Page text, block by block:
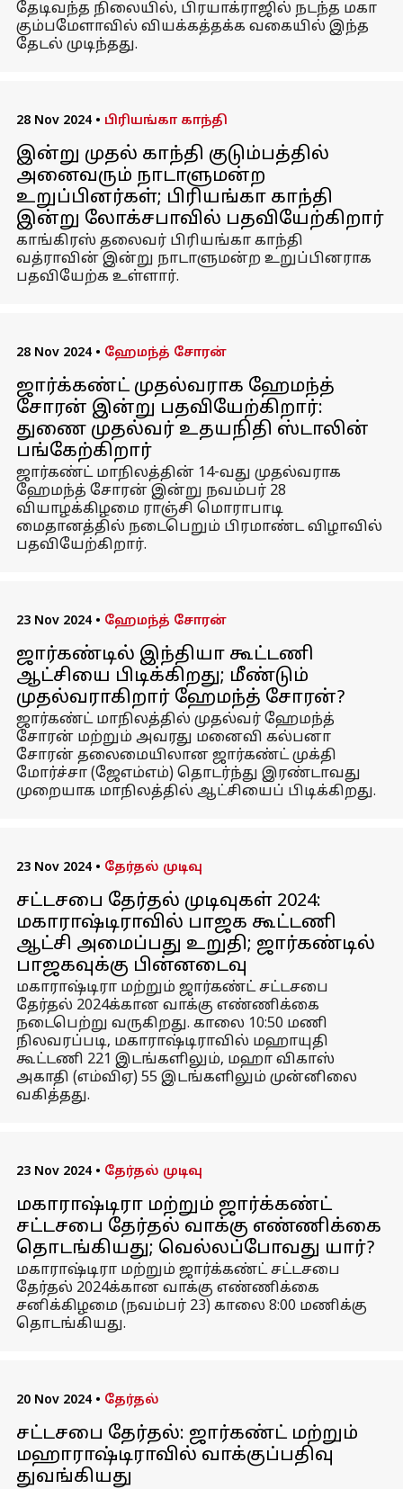
தேடிவந்த நிலையில், பிரயாக்ராஜில் நடந்த மகா
கும்பமேளாவில் வியக்கத்தக்க வகையில் இந்த
தேடல் முடிந்தது.
28 Nov 2024 • பிரியங்கா காந்தி
இன்று முதல் காந்தி குடும்பத்தில்
அனைவரும் நாடாளுமன்ற
உறுப்பினர்கள்; பிரியங்கா காந்தி
இன்று லோக்சபாவில் பதவியேற்கிறார்
காங்கிரஸ் தலைவர் பிரியங்கா காந்தி
வத்ராவின் இன்று நாடாளுமன்ற உறுப்பினராக
பதவியேற்க உள்ளார்.
28 Nov 2024 • ஹேமந்த் சோரன்
ஜார்க்கண்ட் முதல்வராக ஹேமந்த்
சோரன் இன்று பதவியேற்கிறார்:
துணை முதல்வர் உதயநிதி ஸ்டாலின்
பங்கேற்கிறார்
ஜார்கண்ட் மாநிலத்தின் 14-வது முதல்வராக
ஹேமந்த் சோரன் இன்று நவம்பர் 28
வியாழக்கிழமை ராஞ்சி மொராபாடி
மைதானத்தில் நடைபெறும் பிரமாண்ட விழாவில்
பதவியேற்கிறார்.
23 Nov 2024 • ஹேமந்த் சோரன்
ஜார்கண்டில் இந்தியா கூட்டணி
ஆட்சியை பிடிக்கிறது; மீண்டும்
முதல்வராகிறார் ஹேமந்த் சோரன்?
ஜார்கண்ட் மாநிலத்தில் முதல்வர் ஹேமந்த்
சோரன் மற்றும் அவரது மனைவி கல்பனா
சோரன் தலைமையிலான ஜார்கண்ட் முக்தி
மோர்ச்சா (ஜேஎம்எம்) தொடர்ந்து இரண்டாவது
முறையாக மாநிலத்தில் ஆட்சியைப் பிடிக்கிறது.
23 Nov 2024 • தேர்தல் முடிவு
சட்டசபை தேர்தல் முடிவுகள் 2024:
மகாராஷ்டிராவில் பாஜக கூட்டணி
ஆட்சி அமைப்பது உறுதி; ஜார்கண்டில்
பாஜகவுக்கு பின்னடைவு
மகாராஷ்டிரா மற்றும் ஜார்கண்ட் சட்டசபை
தேர்தல் 2024க்கான வாக்கு எண்ணிக்கை
நடைபெற்று வருகிறது. காலை 10:50 மணி
நிலவரப்படி, மகாராஷ்டிராவில் மஹாயுதி
கூட்டணி 221 இடங்களிலும், மஹா விகாஸ்
அகாதி (எம்விஏ) 55 இடங்களிலும் முன்னிலை
வகித்தது.
23 Nov 2024 • தேர்தல் முடிவு
மகாராஷ்டிரா மற்றும் ஜார்க்கண்ட்
சட்டசபை தேர்தல் வாக்கு எண்ணிக்கை
தொடங்கியது; வெல்லப்போவது யார்?
மகாராஷ்டிரா மற்றும் ஜார்க்கண்ட் சட்டசபை
தேர்தல் 2024க்கான வாக்கு எண்ணிக்கை
சனிக்கிழமை (நவம்பர் 23) காலை 8:00 மணிக்கு
தொடங்கியது.
20 Nov 2024 • தேர்தல்
சட்டசபை தேர்தல்: ஜார்கண்ட் மற்றும்
மஹாராஷ்டிராவில் வாக்குப்பதிவு
துவங்கியது